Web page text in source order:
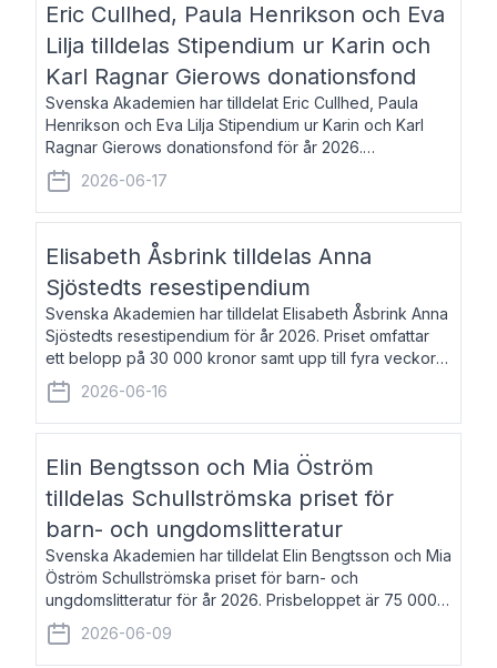
Eric Cullhed, Paula Henrikson och Eva
Lilja tilldelas Stipendium ur Karin och
Karl Ragnar Gierows donationsfond
Svenska Akademien har tilldelat Eric Cullhed, Paula
Henrikson och Eva Lilja Stipendium ur Karin och Karl
Ragnar Gierows donationsfond för år 2026.
Stipendiebeloppet är på 70 000 kronor vardera. Eric
Cullhed, född 1985, är professor i grekis
2026-06-17
Elisabeth Åsbrink tilldelas Anna
Sjöstedts resestipendium
Svenska Akademien har tilldelat Elisabeth Åsbrink Anna
Sjöstedts resestipendium för år 2026. Priset omfattar
ett belopp på 30 000 kronor samt upp till fyra veckors
fri vistelse i Akademiens lägenhet i Berlin. Elisabeth
Åsbrink, född 1965 oc
2026-06-16
Elin Bengtsson och Mia Öström
tilldelas Schullströmska priset för
barn- och ungdomslitteratur
Svenska Akademien har tilldelat Elin Bengtsson och Mia
Öström Schullströmska priset för barn- och
ungdomslitteratur för år 2026. Prisbeloppet är 75 000
kronor vardera. Elin Bengtsson, född 1987, är författare
och forskare i genusvetenskap.
2026-06-09